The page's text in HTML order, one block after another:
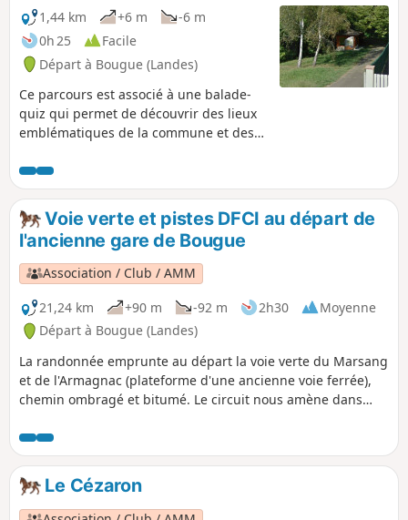
1,44 km
+6 m
-6 m
0h 25
Facile
Départ à Bougue (Landes)
Ce parcours est associé à une balade-
quiz qui permet de découvrir des lieux
emblématiques de la commune et des
patrimoine, de façon ludique. Vous
pouvez choisir le parcours "adulte" ou le
parcours "adulte + enfant" (avec en plus
des questions à destination des enfants
de 6 à 11 ans). La description ci-dessous
fait uniquement référence au parcours
"adulte".
Voie verte et pistes DFCI au départ de
l'ancienne gare de Bougue
Association / Club / AMM
21,24 km
+90 m -92 m 2h30
Moyenne
Départ à Bougue (Landes)
La randonnée emprunte au départ la voie verte du Marsang
et de l'Armagnac (plateforme d'une ancienne voie ferrée),
chemin ombragé et bitumé. Le circuit nous amène dans
clair on aperçoit les Pyrénées enneigées. Le circuit offre de
longue piste ensablée (DFCI) où l'on peut se faire plaisir en
pratiquant de longs galops.
Le Cézaron